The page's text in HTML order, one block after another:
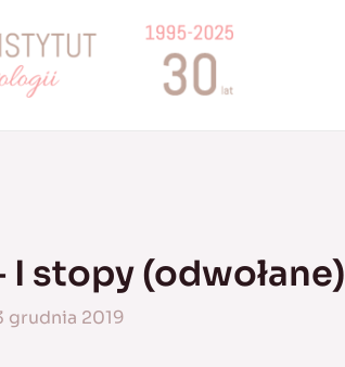
I stopy (odwołane)
grudnia 2019